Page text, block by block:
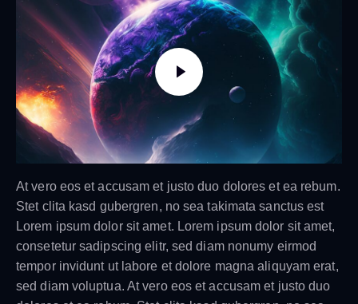
At vero eos et accusam et justo duo dolores et ea rebum.
Stet clita kasd gubergren, no sea takimata sanctus est
Lorem ipsum dolor sit amet. Lorem ipsum dolor sit amet,
consetetur sadipscing elitr, sed diam nonumy eirmod
tempor invidunt ut labore et dolore magna aliquyam erat,
sed diam voluptua. At vero eos et accusam et justo duo